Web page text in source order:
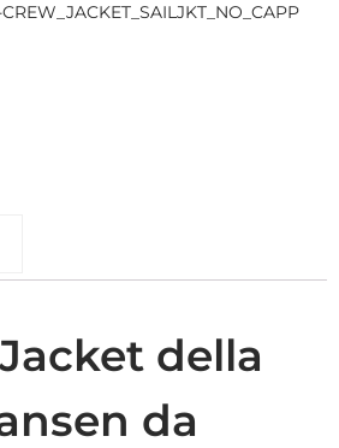
della
da